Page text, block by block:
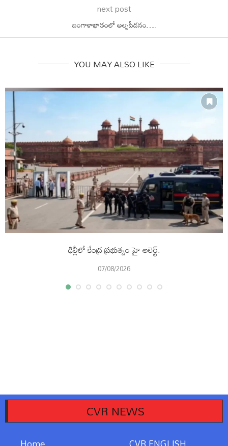
next post
బంగాళాఖాతంలో అల్పపీడనం….
YOU MAY ALSO LIKE
ఢిల్లీలో కేంద్ర ప్రభుత్వం హై అలెర్ట్.
07/08/2026
CVR NEWS